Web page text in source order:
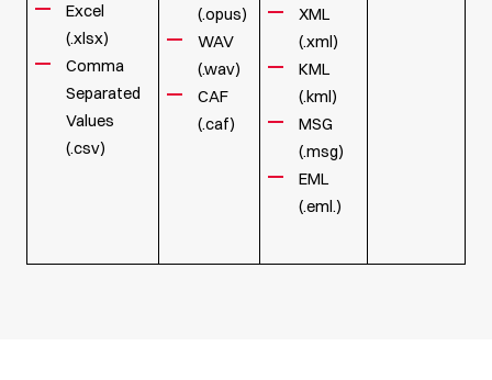
Excel
(.xlsx)
Comma
Separated
Values
(.csv)
(.opus)
WAV
(.wav)
CAF
(.caf)
XML
(.xml)
KML
(.kml)
MSG
(.msg)
EML
(.eml.)